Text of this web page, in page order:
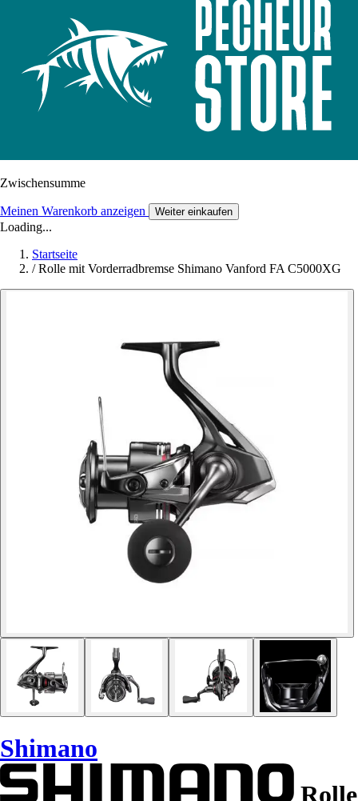
Zwischensumme
Meinen Warenkorb anzeigen Weiter einkaufen
Loading...
Startseite
/ Rolle mit Vorderradbremse Shimano Vanford FA C5000XG
Shimano
Rolle